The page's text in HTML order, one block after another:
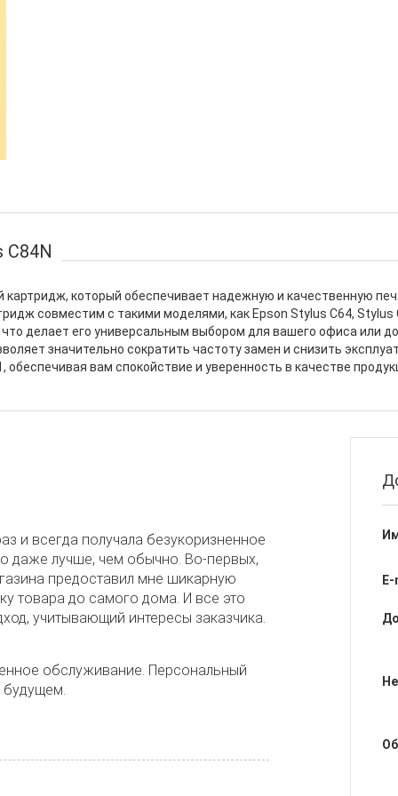
C84N
который обеспечивает надежную и качественную
совместим с такими моделями, как Epson Stylus C64, Stylus
что делает его универсальным выбором для вашего офиса или
значительно сократить частоту замен и снизить
вам спокойствие и уверенность в качестве
и всегда получала безукоризненное
даже лучше, чем обычно. Во-первых,
предоставил мне шикарную
товара до самого дома. И все это
учитывающий интересы заказчика.
обслуживание. Персональный
будущем.